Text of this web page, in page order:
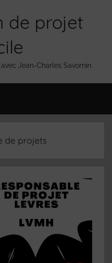
de projet
Jean-Charles Savornin
de projets